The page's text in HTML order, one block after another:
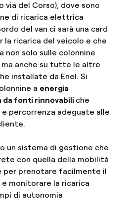
via del Corso), dove sono
di ricarica elettrica
del van ci sarà una card
la ricarica del veicolo e che
solo sulle colonnine
anche su tutte le altre
installate da Enel. Si
a energia
fonti rinnovabiliche
percorrenza adeguate alle
un sistema di gestione che
con quella della mobilità
per prenotare facilmente il
monitorare la ricarica
di autonomia